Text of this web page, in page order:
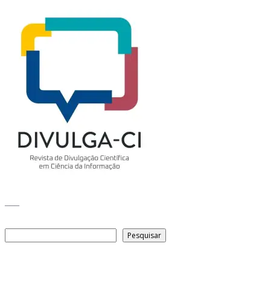
Pesquisar